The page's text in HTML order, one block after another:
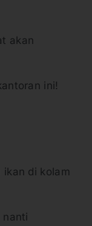
akan
ini!
ikan di kolam
nanti